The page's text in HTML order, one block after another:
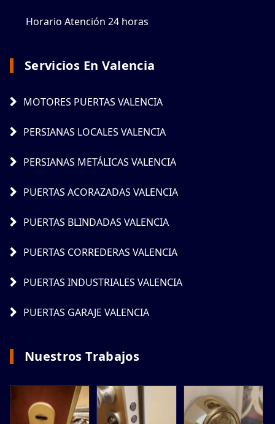
Horario Atención 24 horas
Servicios En Valencia
MOTORES PUERTAS VALENCIA
PERSIANAS LOCALES VALENCIA
PERSIANAS METÁLICAS VALENCIA
PUERTAS ACORAZADAS VALENCIA
PUERTAS BLINDADAS VALENCIA
PUERTAS CORREDERAS VALENCIA
PUERTAS INDUSTRIALES VALENCIA
PUERTAS GARAJE VALENCIA
Nuestros Trabajos